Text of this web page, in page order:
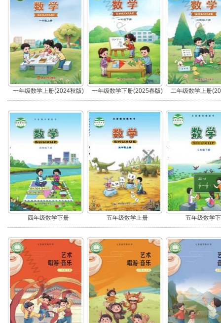
一年级数学上册(2024秋版) 一年级数学下册(2025春版) 二年级数学上册
四年级数学下册 五年级数学上册 五年级数学